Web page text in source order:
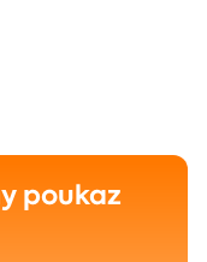
poukaz